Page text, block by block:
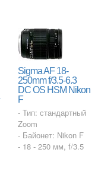
Sigma AF 18-
250mm f/3.5-6.3
DC OS HSM Nikon
F
- Тип: стандартный
Zoom
- Байонет: Nikon F
- 18 - 250 мм, f/3.5